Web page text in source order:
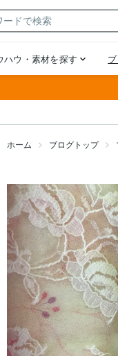
ホーム ブログトップ